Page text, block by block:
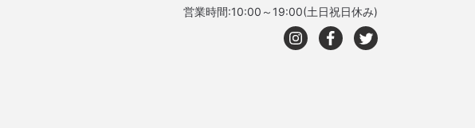
営業時間:10:00～19:00(土日祝日休み)